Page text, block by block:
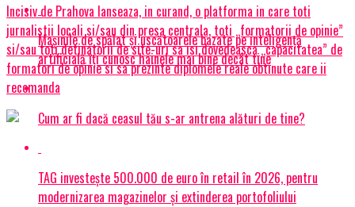
Incisiv de Prahova lanseaza, in curand, o platforma in care toti
jurnalistii locali si/sau din presa centrala, toti „formatorii de opinie”
si/sau toti detinatorii de site-uri sa isi dovedeasca „capacitatea” de
formatori de opinie si sa prezinte diplomele reale obtinute care ii
recomanda
Mașinile de spălat și uscătoarele bazate pe inteligență
artificială îți cunosc hainele mai bine decât tine
Cum ar fi dacă ceasul tău s-ar antrena alături de tine?
TAG investește 500.000 de euro în retail în 2026, pentru
modernizarea magazinelor și extinderea portofoliului